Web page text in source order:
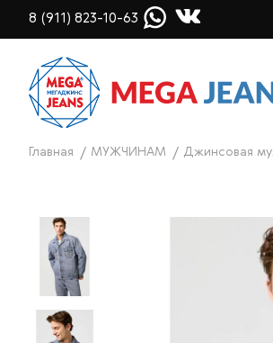
8 (911) 823-10-63
Главная МУЖЧИНАМ Джинсовая